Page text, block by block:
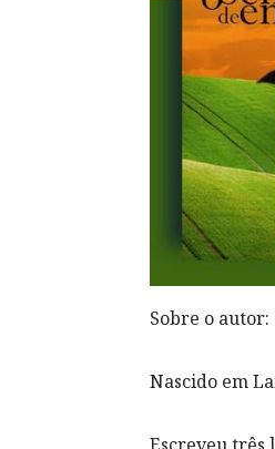
Sobre o autor:
Nascido em